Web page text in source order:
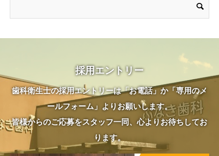
採用エントリー
歯科衛生士の採用エントリーは「お電話」か「専用のメ
ールフォーム」よりお願いします。
皆様からのご応募をスタッフ一同、心よりお待ちしてお
ります。